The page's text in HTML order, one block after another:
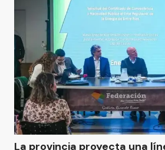
La provincia proyecta una